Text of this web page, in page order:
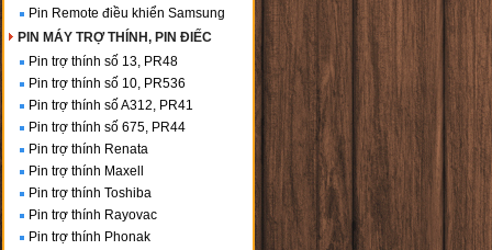
Pin Remote điều khiển Samsung
PIN MÁY TRỢ THÍNH, PIN ĐIẾC
Pin trợ thính số 13, PR48
Pin trợ thính số 10, PR536
Pin trợ thính số A312, PR41
Pin trợ thính số 675, PR44
Pin trợ thính Renata
Pin trợ thính Maxell
Pin trợ thính Toshiba
Pin trợ thính Rayovac
Pin trợ thính Phonak